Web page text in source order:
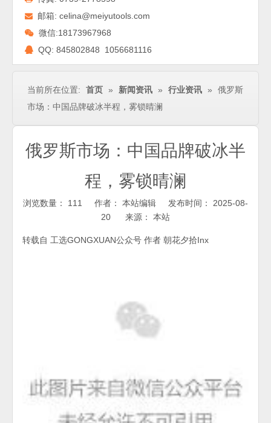
 邮箱: celina@meiyutools.com
 微信:18173967968
 QQ: 845802848 1056681116
当前所在位置: 首页 » 新闻资讯 » 行业资讯 »
俄罗斯
市场：中国品牌破冰半程，雾锁晴澜
俄罗斯市场：中国品牌破冰半
程，雾锁晴澜
浏览数量： 111
作者： 本站编辑 发布时间： 2025-08-
20 来源： 本站
["wechat","weibo","qzone","douban","email"]
转载自 工选GONGXUAN公众号 作者 朝花夕拾Inx